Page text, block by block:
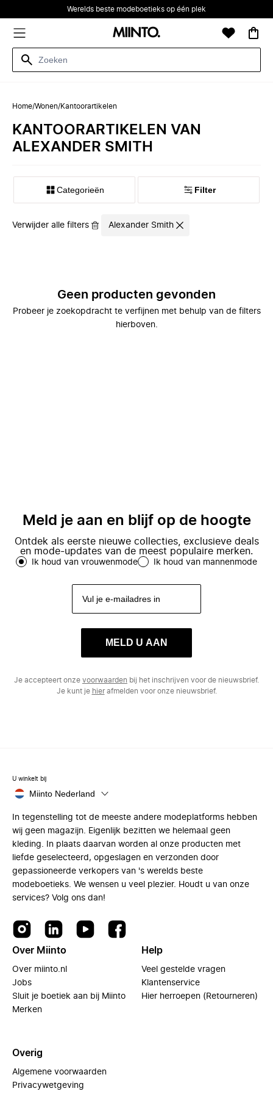
Werelds beste modeboetieks op één plek
Home/Wonen/Kantoorartikelen
KANTOORARTIKELEN VAN
ALEXANDER SMITH
Categorieën Filter
Verwijder alle filters Alexander Smith
Geen producten gevonden
Probeer je zoekopdracht te verfijnen met behulp van de filters
hierboven.
Meld je aan en blijf op de hoogte
Ontdek als eerste nieuwe collecties, exclusieve deals
en mode-updates van de meest populaire merken.
Ik houd van vrouwenmode Ik houd van mannenmode
MELD U AAN
Je accepteert onze voorwaarden bij het inschrijven voor de nieuwsbrief.
Je kunt je hierafmelden voor onze nieuwsbrief.
U winkelt bij
Miinto Nederland
In tegenstelling tot de meeste andere modeplatforms hebben
wij geen magazijn. Eigenlijk bezitten we helemaal geen
kleding. In plaats daarvan worden al onze producten met
liefde geselecteerd, opgeslagen en verzonden door
gepassioneerde verkopers van 's werelds beste
modeboetieks. We wensen u veel plezier. Houdt u van onze
services? Volg ons dan!
Over Miinto
Over miinto.nl
Jobs
Sluit je boetiek aan bij Miinto
Merken
Help
Veel gestelde vragen
Klantenservice
Hier herroepen (Retourneren)
Overig
Algemene voorwaarden
Privacywetgeving